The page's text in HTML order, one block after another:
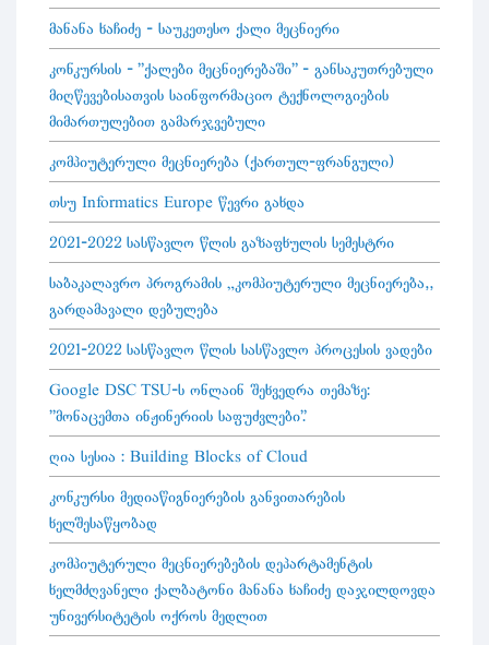
მანანა ხაჩიძე - საუკეთესო ქალი მეცნიერი
კონკურსის - "ქალები მეცნიერებაში" - განსაკუთრებული
მიღწევებისათვის საინფორმაციო ტექნოლოგიების
მიმართულებით გამარჯვებული
კომპიუტერული მეცნიერება (ქართულ-ფრანგული)
თსუ Informatics Europe წევრი გახდა
2021-2022 სასწავლო წლის გაზაფხულის სემესტრი
საბაკალავრო პროგრამის „კომპიუტერული მეცნიერება“
გარდამავალი დებულება
2021-2022 სასწავლო წლის სასწავლო პროცესის ვადები
Google DSC TSU-ს ონლაინ შეხვედრა თემაზე:
"მონაცემთა ინჟინერიის საფუძვლები".
ღია სესია : Building Blocks of Cloud
კონკურსი მედიაწიგნიერების განვითარების
ხელშესაწყობად
კომპიუტერული მეცნიერებების დეპარტამენტის
ხელმძღვანელი ქალბატონი მანანა ხაჩიძე დაჯილდოვდა
უნივერსიტეტის ოქროს მედლით